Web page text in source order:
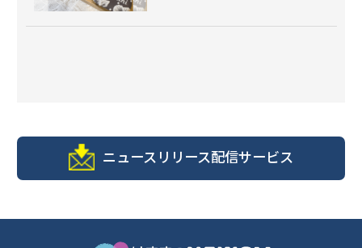
ニュースリリース配信サービス